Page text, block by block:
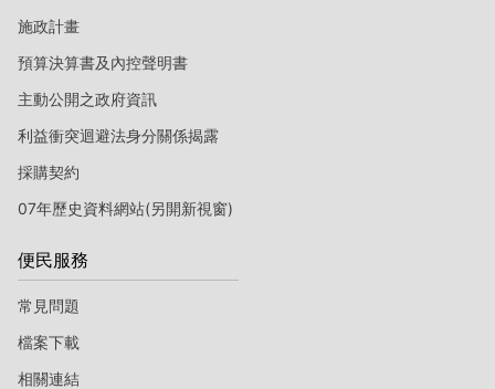
施政計畫
預算決算書及內控聲明書
主動公開之政府資訊
利益衝突迴避法身分關係揭露
採購契約
07年歷史資料網站(另開新視窗)
便民服務
常見問題
檔案下載
相關連結